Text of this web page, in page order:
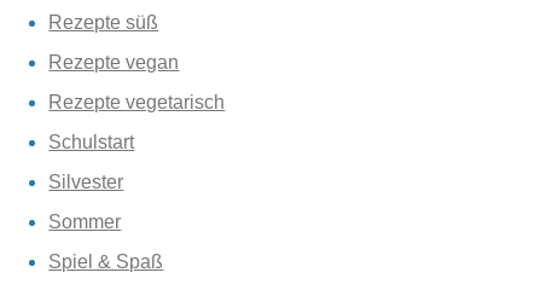
Rezepte süß
Rezepte vegan
Rezepte vegetarisch
Schulstart
Silvester
Sommer
Spiel & Spaß